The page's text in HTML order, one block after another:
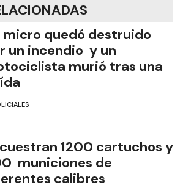
micro quedó destruido
un incendio y un
murió tras una
1200 cartuchos y
municiones de
calibres